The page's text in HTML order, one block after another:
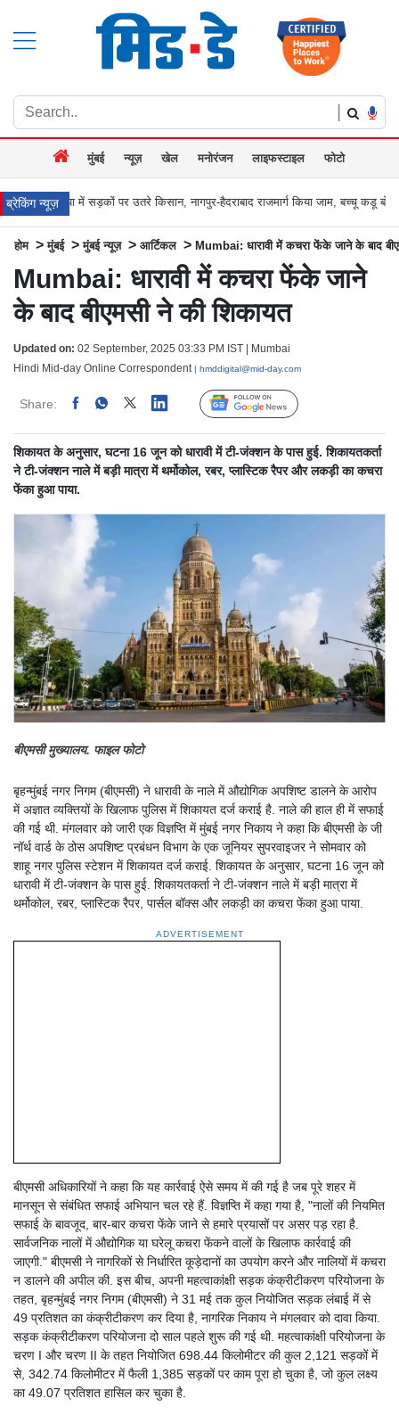
|
मुंबई न्यूज़ खेल मनोरंजन लाइफस्टाइल फोटो
ब्रेकिंग न्यूज़
उतरे किसान, नागपुर-हैदराबाद राजमार्ग किया जाम, बच्चू कडू बोले `अब आर-पार की मुंबई
होम >मुंबई >मुंबई न्यूज़ > आर्टिकल > Mumbai: धारावी में कचरा फेंके जाने के बाद
Mumbai: धारावी में कचरा फेंके जाने
के बाद बीएमसी ने की शिकायत
Updated on: 02 September, 2025 03:33 PM IST | Mumbai
Hindi Mid-day Online Correspondent | hmddigital@mid-day.com
Share: Linked Follow Us
शिकायत के अनुसार, घटना 16 जून को धारावी में टी-जंक्शन के पास हुई. शिकायतकर्ता
ने टी-जंक्शन नाले में बड़ी मात्रा में थर्मोकोल, रबर, प्लास्टिक रैपर और लकड़ी का कचरा
फेंका हुआ पाया.
बीएमसी मुख्यालय. फाइल फोटो
बृहन्मुंबई नगर निगम (बीएमसी) ने धारावी के नाले में औद्योगिक अपशिष्ट डालने के आरोप
में अज्ञात व्यक्तियों के खिलाफ पुलिस में शिकायत दर्ज कराई है. नाले की हाल ही में सफाई
की गई थी. मंगलवार को जारी एक विज्ञप्ति में मुंबई नगर निकाय ने कहा कि बीएमसी के जी
नॉर्थ वार्ड के ठोस अपशिष्ट प्रबंधन विभाग के एक जूनियर सुपरवाइजर ने सोमवार को
शाहू नगर पुलिस स्टेशन में शिकायत दर्ज कराई. शिकायत के अनुसार, घटना 16 जून को
धारावी में टी-जंक्शन के पास हुई. शिकायतकर्ता ने टी-जंक्शन नाले में बड़ी मात्रा में
थर्मोकोल, रबर, प्लास्टिक रैपर, पार्सल बॉक्स और लकड़ी का कचरा फेंका हुआ पाया.
ADVERTISEMENT
बीएमसी अधिकारियों ने कहा कि यह कार्रवाई ऐसे समय में की गई है जब पूरे शहर में
मानसून से संबंधित सफाई अभियान चल रहे हैं. विज्ञप्ति में कहा गया है, "नालों की नियमित
सफाई के बावजूद, बार-बार कचरा फेंके जाने से हमारे प्रयासों पर असर पड़ रहा है.
सार्वजनिक नालों में औद्योगिक या घरेलू कचरा फेंकने वालों के खिलाफ कार्रवाई की
जाएगी." बीएमसी ने नागरिकों से निर्धारित कूड़ेदानों का उपयोग करने और नालियों में कचरा
न डालने की अपील की. इस बीच, अपनी महत्वाकांक्षी सड़क कंक्रीटीकरण परियोजना के
तहत, बृहन्मुंबई नगर निगम (बीएमसी) ने 31 मई तक कुल नियोजित सड़क लंबाई में से
49 प्रतिशत का कंक्रीटीकरण कर दिया है, नागरिक निकाय ने मंगलवार को दावा किया.
सड़क कंक्रीटीकरण परियोजना दो साल पहले शुरू की गई थी. महत्वाकांक्षी परियोजना के
चरण I और चरण II के तहत नियोजित 698.44 किलोमीटर की कुल 2,121 सड़कों में
से, 342.74 किलोमीटर में फैली 1,385 सड़कों पर काम पूरा हो चुका है, जो कुल लक्ष्य
का 49.07 प्रतिशत हासिल कर चुका है.